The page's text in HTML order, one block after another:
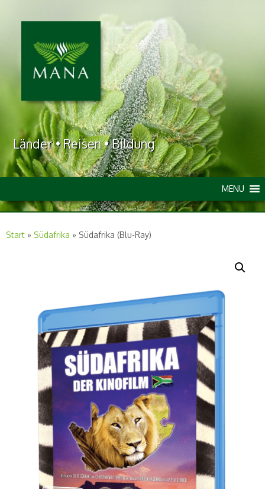
Länder • Reisen • Bildung
MENU
Start » Südafrika » Südafrika (Blu-Ray)